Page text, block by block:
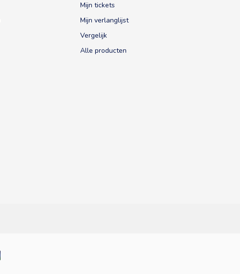
Mijn tickets
Mijn verlanglijst
Vergelijk
Alle producten